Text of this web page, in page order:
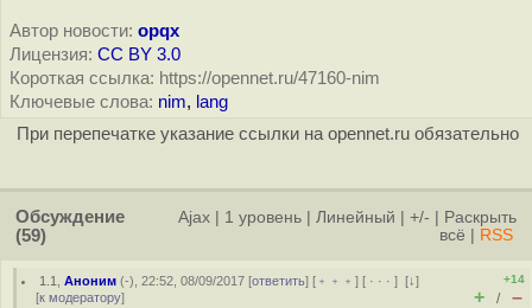
Автор новости: opqx
Лицензия: CC BY 3.0
Короткая ссылка: https://opennet.ru/47160-nim
Ключевые слова: nim, lang
При перепечатке указание ссылки на opennet.ru обязательно
Обсуждение
(59)
Ajax 1 уровень Линейный +/-
Раскрыть
всё
RSS
1.1 ,Аноним (-), 22:52, 08/09/2017 [ответить] [ ﹢﹢﹢] [ · · ·][↓]
[к модератору]
+14
+ / –